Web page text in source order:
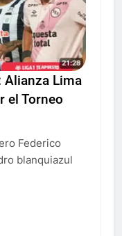
Alianza Lima
el Torneo
Federico
blanquiazul